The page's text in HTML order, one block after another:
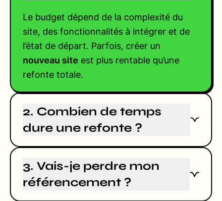
Le budget dépend de la complexité du
site, des fonctionnalités à intégrer et de
l’état de départ. Parfois, créer un
nouveau site est plus rentable qu’une
refonte totale.
2. Combien de temps
dure une refonte ?
3. Vais-je perdre mon
référencement ?